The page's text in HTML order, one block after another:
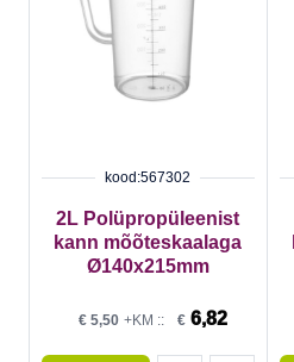
kood:567302
2L Polüpropüleenist
kann mõõteskaalaga
Ø140x215mm
€5,50 +KM :: €6,82